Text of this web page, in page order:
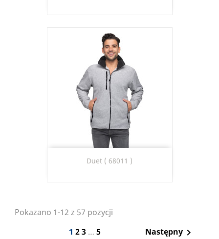
Duet ( 68011 )
Pokazano 1-12 z 57 pozycji
1 23 … 5 Następny 